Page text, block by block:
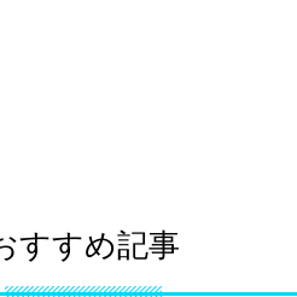
すすめ記事